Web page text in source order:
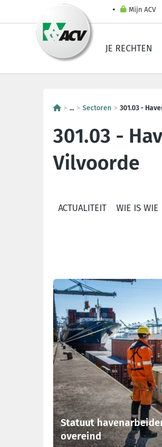
Mijn ACV
JE RECHTEN
... Sectoren 301.03 -
301.03 -
Vilvoorde
ACTUALITEIT WIE IS WIE
Statuut
overeind